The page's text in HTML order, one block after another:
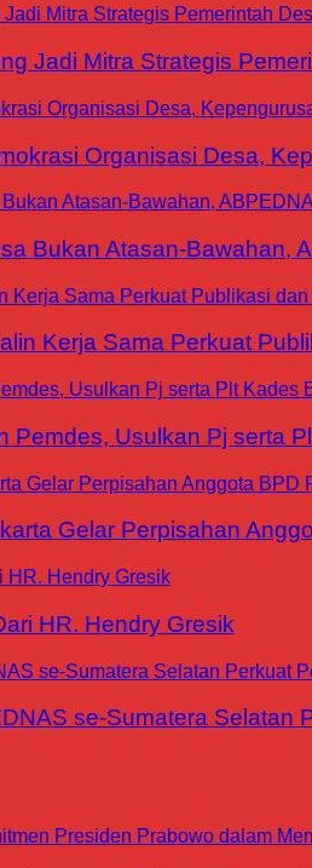
Jadi Mitra Strategis
Organisasi Desa,
Bukan Atasan-Bawahan,
Kerja Sama Perkuat
Pemdes, Usulkan Pj serta
Gelar Perpisahan
HR. Hendry Gresik
se-Sumatera